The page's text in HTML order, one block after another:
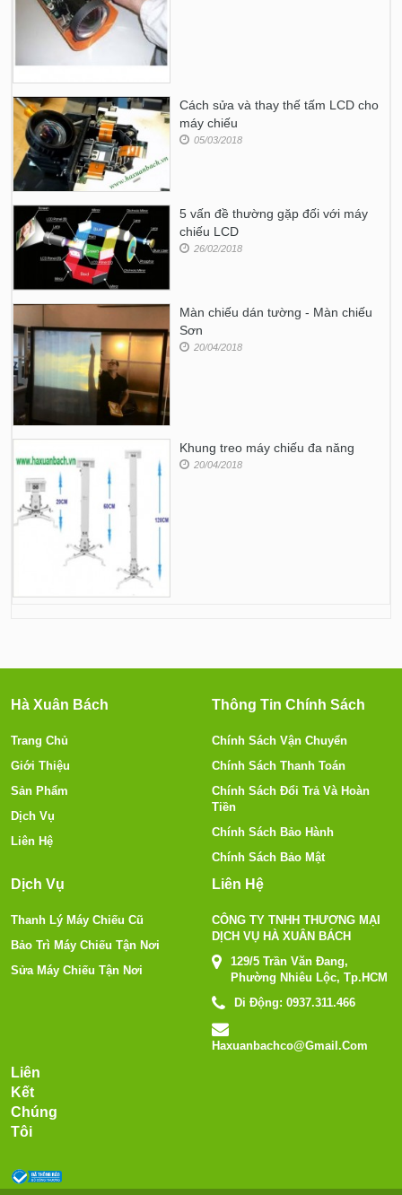
Cách sửa và thay thế tấm LCD cho
máy chiếu
05/03/2018
5 vấn đề thường gặp đối với máy
chiếu LCD
26/02/2018
Màn chiếu dán tường - Màn chiếu
Sơn
20/04/2018
Khung treo máy chiếu đa năng
20/04/2018
Hà Xuân Bách
Trang Chủ
Giới Thiệu
Sản Phẩm
Dịch Vụ
Liên Hệ
Thông Tin Chính Sách
Chính Sách Vận Chuyển
Chính Sách Thanh Toán
Chính Sách Đổi Trả Và Hoàn
Tiền
Chính Sách Bảo Hành
Chính Sách Bảo Mật
Dịch Vụ
Thanh Lý Máy Chiếu Cũ
Bảo Trì Máy Chiếu Tận Nơi
Sửa Máy Chiếu Tận Nơi
Liên Hệ
CÔNG TY TNHH THƯƠNG MẠI
DỊCH VỤ HÀ XUÂN BÁCH
129/5 Trần Văn Đang,
Phường Nhiêu Lộc, Tp.HCM
Di Động: 0937.311.466
Haxuanbachco@gmail.com
Liên
Kết
Chúng
Tôi